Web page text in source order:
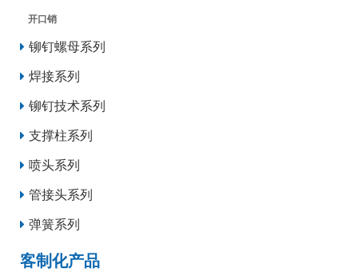
开口销
铆钉螺母系列
焊接系列
铆钉技术系列
支撑柱系列
喷头系列
管接头系列
弹簧系列
客制化产品